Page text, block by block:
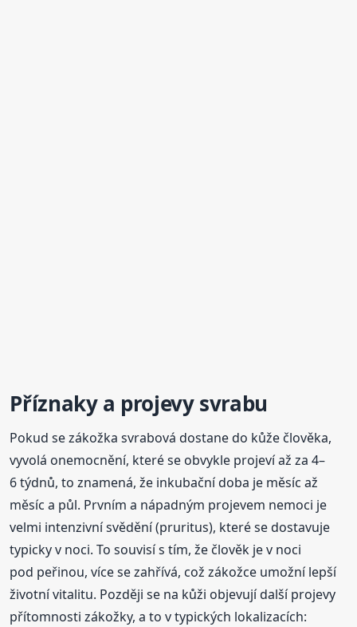
Příznaky a projevysvrabu
Pokud se zákožka svrabová dostane do kůže člověka,
vyvolá onemocnění, které se obvykle projeví až za 4–
6 týdnů, to znamená, že inkubační doba je měsíc až
měsíc a půl. Prvním a nápadným projevem nemoci je
velmi intenzivní svědění (pruritus), které se dostavuje
typicky v noci. To souvisí s tím, že člověk je v noci
pod peřinou, více se zahřívá, což zákožce umožní lepší
životní vitalitu. Později se na kůži objevují další projevy
přítomnosti zákožky, a to v typických lokalizacích: